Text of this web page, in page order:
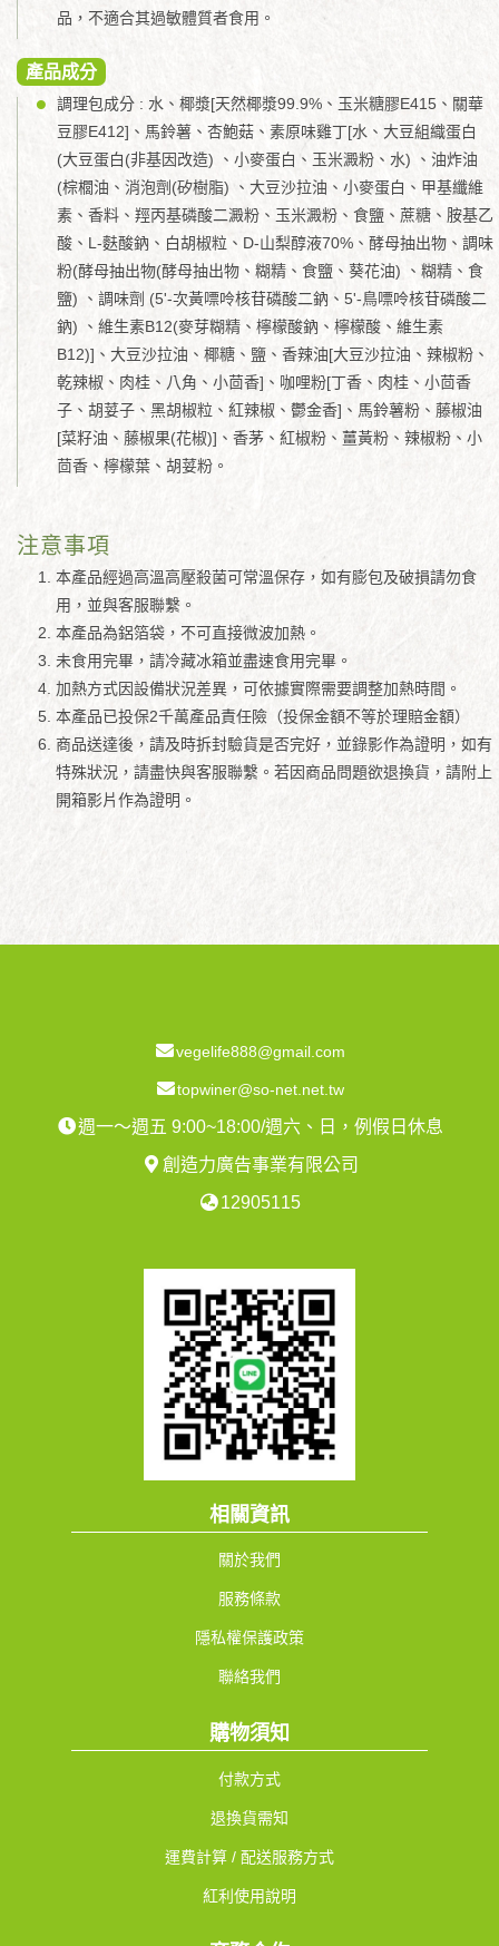
品，不適合其過敏體質者食用。
產品成分
調理包成分 : 水、椰漿[天然椰漿99.9%、玉米糖膠E415、關華
豆膠E412]、馬鈴薯、杏鮑菇、素原味雞丁[水、大豆組織蛋白
(大豆蛋白(非基因改造) 、小麥蛋白、玉米澱粉、水) 、油炸油
(棕櫚油、消泡劑(矽樹脂) 、大豆沙拉油、小麥蛋白、甲基纖維
素、香料、羥丙基磷酸二澱粉、玉米澱粉、食鹽、蔗糖、胺基乙
酸、L-麩酸鈉、白胡椒粒、D-山梨醇液70%、酵母抽出物、調味
粉(酵母抽出物(酵母抽出物、糊精、食鹽、葵花油) 、糊精、食
鹽) 、調味劑 (5'-次黃嘌呤核苷磷酸二鈉、5'-鳥嘌呤核苷磷酸二
鈉) 、維生素B12(麥芽糊精、檸檬酸鈉、檸檬酸、維生素
B12)]、大豆沙拉油、椰糖、鹽、香辣油[大豆沙拉油、辣椒粉、
乾辣椒、肉桂、八角、小茴香]、咖哩粉[丁香、肉桂、小茴香
子、胡荽子、黑胡椒粒、紅辣椒、鬱金香]、馬鈴薯粉、藤椒油
[菜籽油、藤椒果(花椒)]、香茅、紅椒粉、薑黃粉、辣椒粉、小
茴香、檸檬葉、胡荽粉。
注意事項
本產品經過高溫高壓殺菌可常溫保存，如有膨包及破損請勿食
用，並與客服聯繫。
本產品為鋁箔袋，不可直接微波加熱。
未食用完畢，請冷藏冰箱並盡速食用完畢。
加熱方式因設備狀況差異，可依據實際需要調整加熱時間。
本產品已投保2千萬產品責任險（投保金額不等於理賠金額）​
商品送達後，請及時拆封驗貨是否完好，並錄影作為證明，如有
特殊狀況，請盡快與客服聯繫。若因商品問題欲退換貨，請附上
開箱影片作為證明。
vegelife888@gmail.com
topwiner@so-net.net.tw
週一～週五 9:00~18:00/週六、日，例假日休息
創造力廣告事業有限公司
12905115
相關資訊
關於我們
服務條款
隱私權保護政策
聯絡我們
購物須知
付款方式
退換貨需知
運費計算 / 配送服務方式
紅利使用說明